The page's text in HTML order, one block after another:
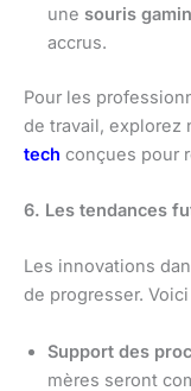
une souris
accrus.
Pour les
de travail, explorez
tech conçues pour
6. Les tendances
Les innovations
de progresser.
Support des
mères seront